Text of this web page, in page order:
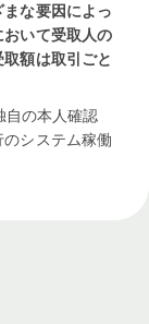
な要因によっ
いて受取人の
額は取引ごと
自の本人確認
システム稼働